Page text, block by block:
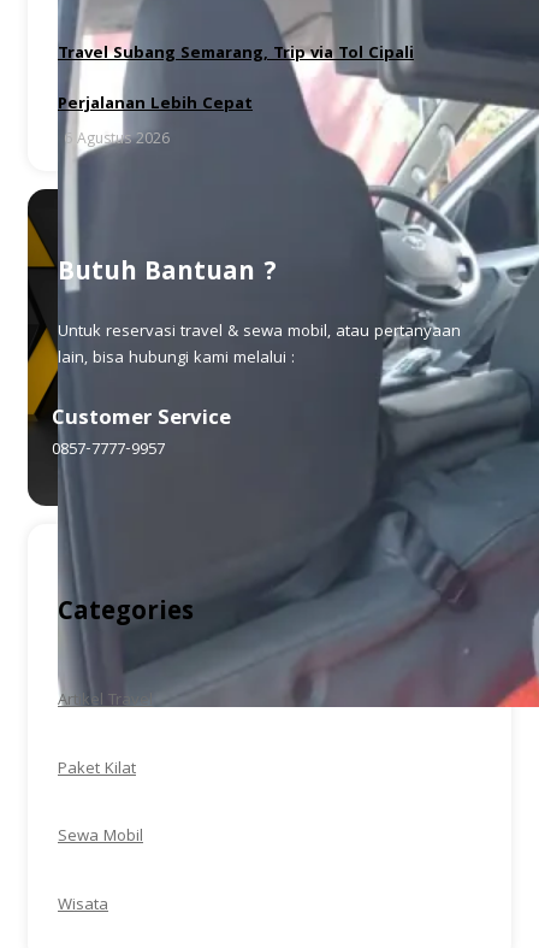
Travel Subang Semarang, Trip via Tol Cipali
Perjalanan Lebih Cepat
6 Agustus 2026
Butuh Bantuan ?
Untuk reservasi travel & sewa mobil, atau pertanyaan
lain, bisa hubungi kami melalui :
Customer Service
0857-7777-9957
Categories
Artikel Travel
Paket Kilat
Sewa Mobil
Wisata